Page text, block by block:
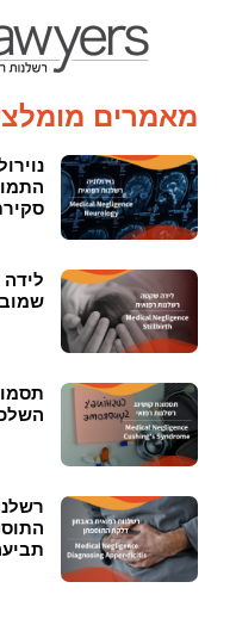
מאמרים